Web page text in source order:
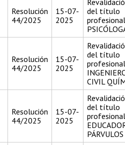
Resolución
44/2025
15-07-
2025
del título
Resolución
44/2025
15-07-
2025
del título
CIVIL
Resolución
44/2025
15-07-
2025
del título
PÁRVULOS